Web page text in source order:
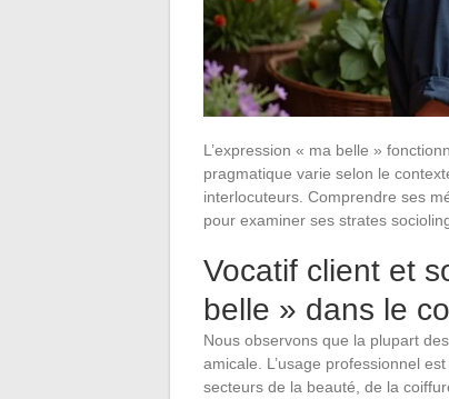
L’expression « ma belle »
pragmatique varie selon le
interlocuteurs. Comprendre ses
pour examiner ses strates
Vocatif client et
belle » dans le
Nous observons que la plupart
amicale. L’usage professionnel
secteurs de la beauté, de la